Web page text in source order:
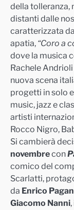
della tolleranza,
distanti dalle
caratterizzata
apatia, “Coro a
dove la musica
Rachele
nuova scena
progetti in solo
music, jazz e
artisti
Rocco Nigro,
Si cambierà
novembrecon
comico del
Scarlatti,
da Enrico
Giacomo Nanni